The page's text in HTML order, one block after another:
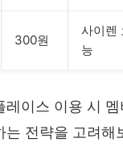
300원
사이렌
능
레이스 이용 시
는 전략을 고려해